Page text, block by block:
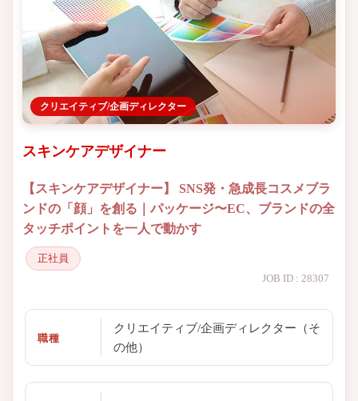
クリエイティブ/企画ディレクター
スキンケアデザイナー
【スキンケアデザイナー】 SNS発・急成長コスメブラ
ンドの「顔」を創る｜パッケージ〜EC、ブランドの全
タッチポイントを一人で動かす
正社員
JOB ID : 28307
職種
クリエイティブ/企画ディレクター（そ
の他）